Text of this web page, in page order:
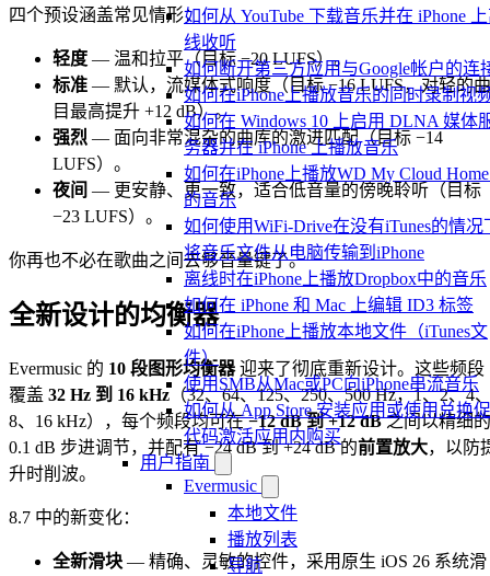
如何从 YouTube 下载音乐并在 iPhone
线收听
如何断开第三方应用与Google帐户的连
如何在iPhone上播放音乐的同时录制视
如何在 Windows 10 上启用 DLNA 媒体
务器并在 iPhone 上播放音乐
如何在iPhone上播放WD My Cloud
的音乐
如何使用WiFi-Drive在没有iTunes的情况
将音乐文件从电脑传输到iPhone
离线时在iPhone上播放Dropbox中的音乐
如何在 iPhone 和 Mac 上编辑 ID3 标签
如何在iPhone上播放本地文件（iTunes文
件）
使用SMB从Mac或PC向iPhone串流音乐
如何从 App Store 安装应用或使用兑换
代码激活应用内购买
用户指南
Evermusic
本地文件
播放列表
导航
四个预设涵盖常见情形：
轻度 — 温和拉平（目标 −20 LUFS）。
标准 — 默认，流媒体式响度（目标 −16 LUFS，对轻的曲
目最高提升 +12 dB）。
强烈 — 面向非常混杂的曲库的激进匹配（目标 −14
LUFS）。
夜间 — 更安静、更一致，适合低音量的傍晚聆听（目标
−23 LUFS）。
你再也不必在歌曲之间去够音量键了。
全新设计的均衡器
Evermusic 的 10 段图形均衡器迎来了彻底重新设计。这些频段
覆盖 32 Hz 到 16 kHz （32、64、125、250、500 Hz，1、2、4
8、16 kHz），每个频段均可在−12 dB 到 +12 dB之间以精细的
0.1 dB 步进调节，并配有 −24 dB 到 +24 dB 的前置放大，以防
升时削波。
8.7 中的新变化：
全新滑块 — 精确、灵敏的控件，采用原生 iOS 26 系统滑